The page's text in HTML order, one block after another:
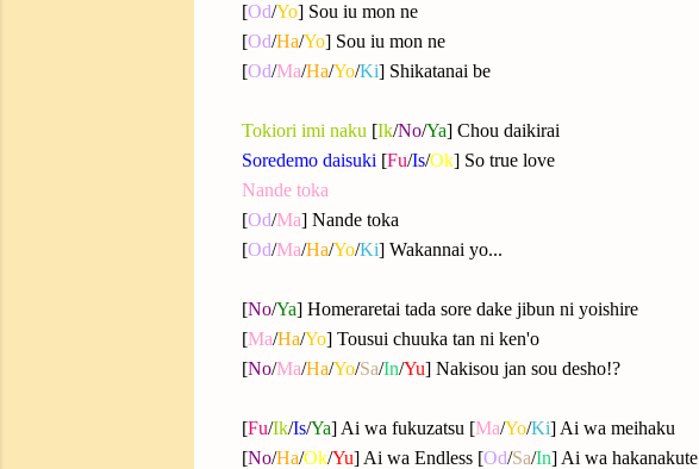
[Od/Yo] Sou iu mon ne
[Od/Ha/Yo] Sou iu mon ne
[Od/Ma/Ha/Yo/Ki] Shikatanai be
Tokiori imi naku [Ik/No/Ya] Chou daikirai
Soredemo daisuki [Fu/Is/Ok] So true love
Nande toka
[Od/Ma] Nande toka
[Od/Ma/Ha/Yo/Ki] Wakannai yo...
[No/Ya] Homeraretai tada sore dake jibun ni yoishire
[Ma/Ha/Yo] Tousui chuuka tan ni ken'o
[No/Ma/Ha/Yo/Sa/In/Yu] Nakisou jan sou desho!?
[Fu/Ik/Is/Ya] Ai wa fukuzatsu [Ma/Yo/Ki] Ai wa meihaku
[No/Ha/Ok/Yu] Ai wa Endless [Od/Sa/In] Ai wa hakanakute